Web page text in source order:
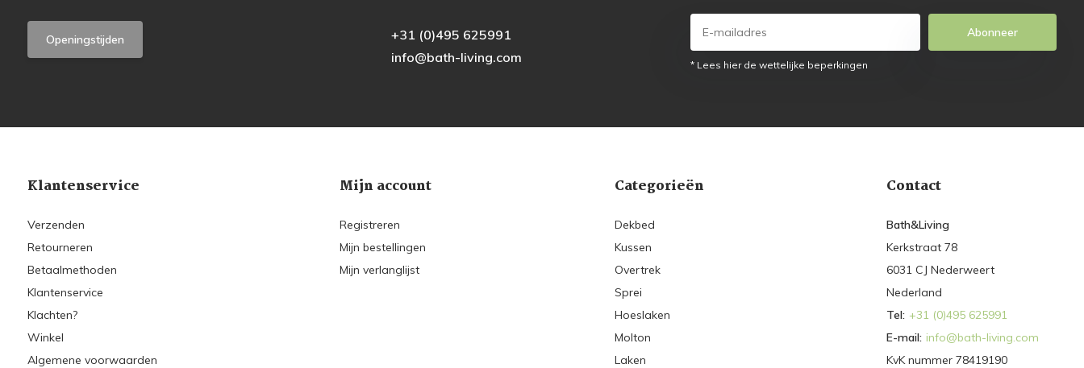
Openingstijden
+31 (0)495 625991
info@bath-living.com
Abonneer
* Lees hier de wettelijke beperkingen
Klantenservice
Verzenden
Retourneren
Betaalmethoden
Klantenservice
Klachten?
Winkel
Algemene voorwaarden
Mijn account
Registreren
Mijn bestellingen
Mijn verlanglijst
Categorieën
Dekbed
Kussen
Overtrek
Sprei
Hoeslaken
Molton
Laken
Contact
Bath&Living
Kerkstraat 78
6031 CJ Nederweert
Nederland
Tel: +31 (0)495 625991
E-mail: info@bath-living.com
KvK nummer 78419190